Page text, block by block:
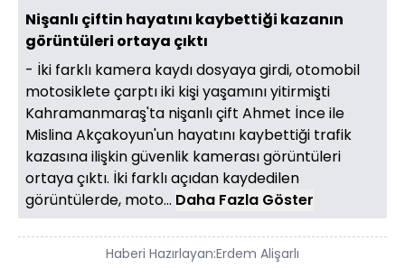
Nişanlı çiftin hayatını kaybettiği kazanın
görüntüleri ortaya çıktı
- İki farklı kamera kaydı dosyaya girdi, otomobil
motosiklete çarptı iki kişi yaşamını yitirmişti
Kahramanmaraş'ta nişanlı çift Ahmet İnce ile
Mislina Akçakoyun'un hayatını kaybettiği trafik
kazasına ilişkin güvenlik kamerası görüntüleri
ortaya çıktı. İki farklı açıdan kaydedilen
görüntülerde, moto... Daha Fazla Göster
Haberi Hazırlayan:Erdem Alişarlı